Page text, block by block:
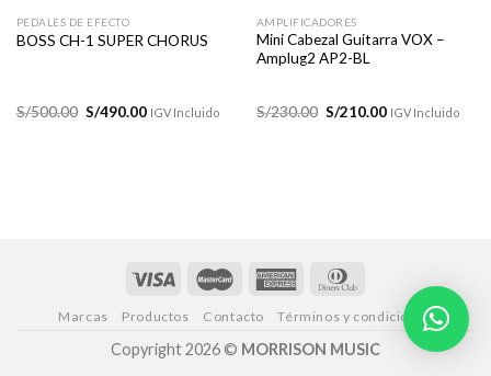
PEDALES DE EFECTO
BOSS CH-1 SUPER CHORUS
S/500.00 El
S/490.00ElIGV Incluido
AMPLIFICADORES
Mini Cabezal Guitarra VOX –
Amplug2 AP2-BL
S/230.00 El
S/210.00ElIGV Incluido
Marcas Productos Contacto Términos y condiciones
Copyright 2026 © MORRISON MUSIC